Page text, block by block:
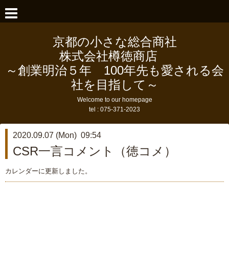
京都の小さな総合商社
株式会社樽徳商店
～創業明治５年 100年先も愛される会
社を目指して～
Welcome to our homepage
tel : 075-371-2023
2020.09.07 (Mon) 09:54
CSR一言コメント（徳コメ）
カレンダーに更新しました。